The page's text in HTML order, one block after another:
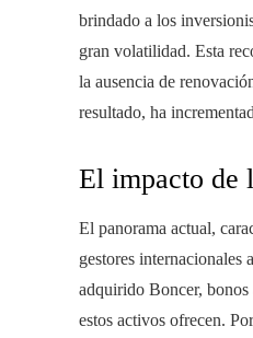
brindado a los
gran volatilidad. Esta
la ausencia de
resultado, ha
El impacto de
El panorama actual,
gestores internacionales
adquirido Boncer,
estos activos ofrecen.